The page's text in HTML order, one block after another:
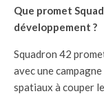
Que promet
développement ?
Squadron 42
avec une
spatiaux à couper